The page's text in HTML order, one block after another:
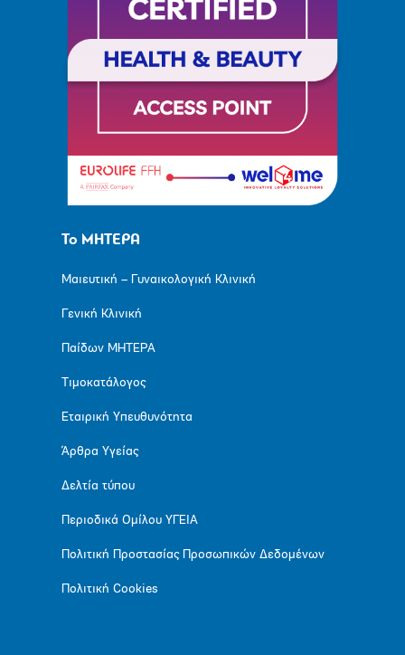
Το ΜΗΤΕΡΑ
Μαιευτική – Γυναικολογική Κλινική
Γενική Κλινική
Παίδων ΜΗΤΕΡΑ
Τιμοκατάλογος
Εταιρική Υπευθυνότητα
Άρθρα Υγείας
Δελτία τύπου
Περιοδικά Ομίλου ΥΓΕΙΑ
Πολιτική Προστασίας Προσωπικών Δεδομένων
Πολιτική Cookies